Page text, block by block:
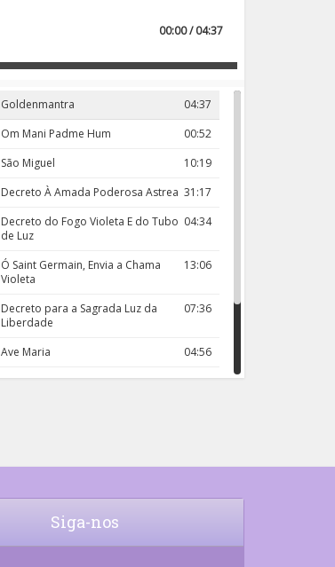
00:00 / 04:37
04:37
Goldenmantra
00:52
Om Mani Padme Hum
10:19
São Miguel
31:17
Decreto À Amada Poderosa Astrea
04:34
Decreto do Fogo Violeta E do Tubo
de Luz
13:06
Ó Saint Germain, Envia a Chama
Violeta
07:36
Decreto para a Sagrada Luz da
Liberdade
04:56
Ave Maria
18:00
Rosário da Criança
Siga-nos